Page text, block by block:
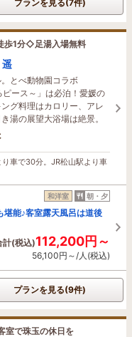
プランを見る(7件)
歩1分◇足湯入場無料
とべ動物園コラボ
ピース～」は必泊！愛媛の
グ料理はカロリー、アレ
湯の展望大浴場は絶景。
車で30分。JR松山駅より車
和洋室 朝・夕
堪能♪客室露天風呂は道後
計(税込)112,200円～
56,100円～/人(税込)
プランを見る(9件)
で珠玉の休日を